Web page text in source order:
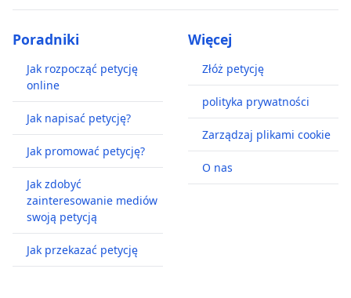
Poradniki
Jak rozpocząć petycję
online
Jak napisać petycję?
Jak promować petycję?
Jak zdobyć
zainteresowanie mediów
swoją petycją
Jak przekazać petycję
Więcej
Złóż petycję
polityka prywatności
Zarządzaj plikami cookie
O nas